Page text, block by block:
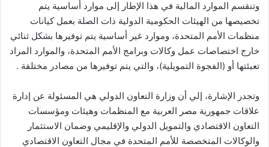
وتنقسم الموارد المالية في هذا الإطار إلى موارد أساسية يتم
تخصيصها من الهيئات الحكومية الدولية ذات الصلة بعمل كيانات
منظمات الأمم المتحدة، وموارد غير أساسية يتم توفيرها بشكل ثنائي
خارج اختصاصات عمل وكالات وبرامج الأمم المتحدة، والموارد المراد
تعبئتها أو (الفجوة التمويلية)، والتي يتم توفيرها من مصادر مختلفة .
وتجدر الإشارة، إلي أن وزارة التعاون الدولي هي المسئولة عن إدارة
علاقات جمهورية مصر العربية مع المنظمات وهيئات ومؤسسات
التعاون الاقتصادي والتمويل الدولي والإقليمي وضمان الاستثمار
والوكالات المتخصصة للأمم المتحدة في مجال التعاون الاقتصادي